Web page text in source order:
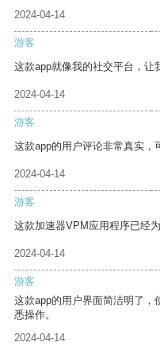
2024-04-14
游客
这款app就像我的社交平台，让
2024-04-14
游客
这款app的用户评论非常真实，
2024-04-14
游客
这款加速器VPM应用程序已经
2024-04-14
游客
这款app的用户界面简洁明了，
悉操作。
2024-04-14